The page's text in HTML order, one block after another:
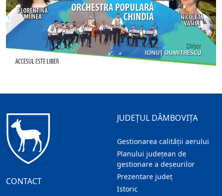
CONTACT
JUDEȚUL DÂMBOVIȚA
Gestionarea calității aerului
Planului județean de
gestionare a deșeurilor
Prezentare judeţ
Istoric